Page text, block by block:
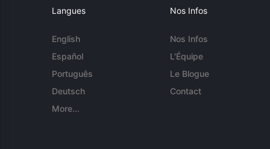
Langues
English
Español
Português
Deutsch
More...
Nos Infos
Nos Infos
L'Équipe
Le Blogue
Contact